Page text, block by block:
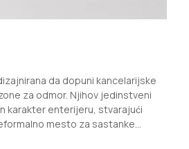
da dopuni kancelarijske
za odmor. Njihov jedinstveni
karakter enterijeru, stvarajući
mesto za sastanke...